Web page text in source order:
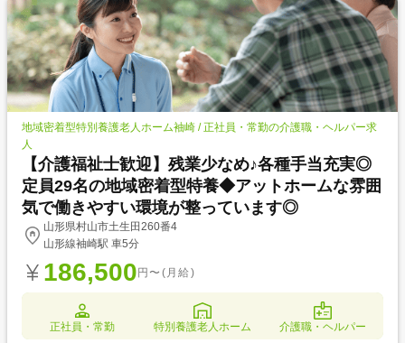
地域密着型特別養護老人ホーム袖崎 / 正社員・常勤の介護職・ヘルパー求
人
【介護福祉士歓迎】残業少なめ♪各種手当充実◎
定員29名の地域密着型特養◆アットホームな雰囲
気で働きやすい環境が整っています◎
山形県村山市土生田260番4
山形線袖崎駅 車5分
186,500 円〜(月給)
正社員・常勤 特別養護老人ホーム 介護職・ヘルパー